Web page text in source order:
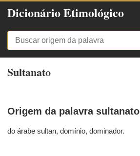
Dicionário Etimológico
Sultanato
Origem da palavra sultanato
do árabe sultan, domínio, dominador.